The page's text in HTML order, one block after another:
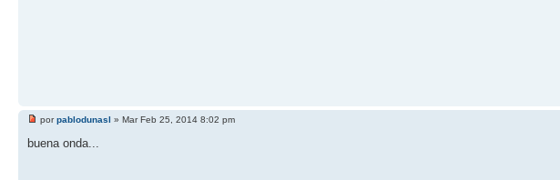
porpablodunasl » Mar Feb 25, 2014 8:02 pm
buena onda...